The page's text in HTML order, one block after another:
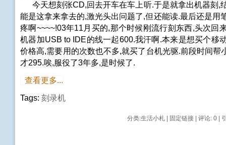
今天想刻张CD,回去开车在车上听.于是就拿出机器刻,
能是这拿来拿去的,激光头出问题了,但还能读.最后还是用
疼啊~~~~!03年11月买的,那个时候刚流行刻东西,头次回
机器加USB to IDE的线一起600.我汗啊.本来是想买个移
价格高,需要用的次数也不多,就买了台机光驱.前段时间帮
才295.唉,服役了3年多,是时候了.
查看更多...
Tags: 刻录机
分类:生活小札 固定链接 评论: 0 |